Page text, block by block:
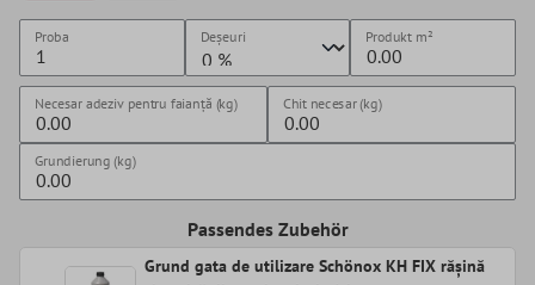
Proba Deșeuri Produkt m²
Necesar adeziv pentru faianță (kg) Chit necesar (kg)
Grundierung (kg)
Passendes Zubehör
Grund gata de utilizare Schönox KH FIX rășină